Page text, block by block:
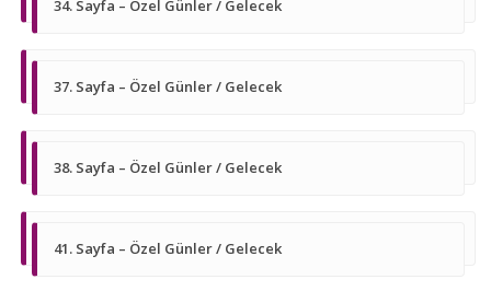
34. Sayfa – Özel Günler / Gelecek
37. Sayfa – Özel Günler / Gelecek
38. Sayfa – Özel Günler / Gelecek
41. Sayfa – Özel Günler / Gelecek